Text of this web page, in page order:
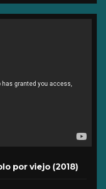
por viejo (2018)